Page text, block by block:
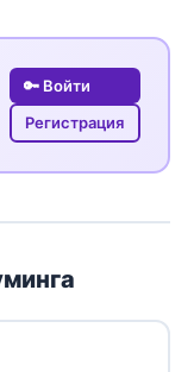
🔑 Войти
Регистрация